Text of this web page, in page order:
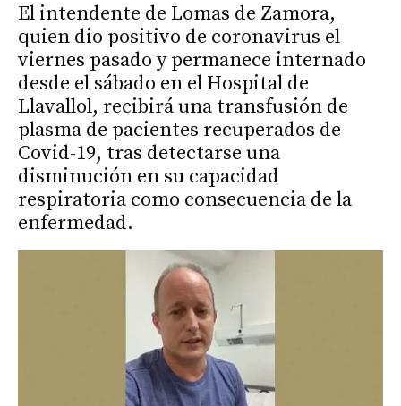
El intendente de Lomas de Zamora,
quien dio positivo de coronavirus el
viernes pasado y permanece internado
desde el sábado en el Hospital de
Llavallol, recibirá una transfusión de
plasma de pacientes recuperados de
Covid-19, tras detectarse una
disminución en su capacidad
respiratoria como consecuencia de la
enfermedad.